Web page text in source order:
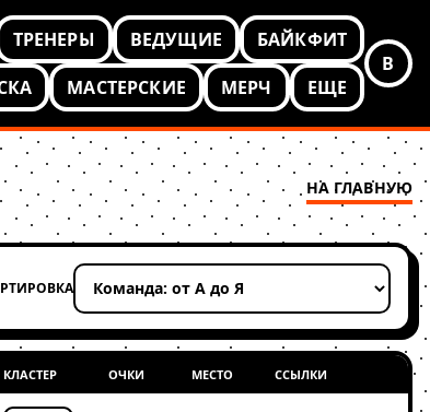
ТРЕНЕРЫ ВЕДУЩИЕ
БАЙКФИТ
МАСТЕРСКИЕ МЕРЧ ЕЩЕ
В
НА ГЛАВНУЮ
сортировку
КЛАСТЕР ОЧКИ МЕСТО ССЫЛКИ